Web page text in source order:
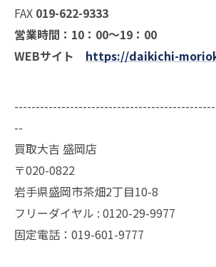
FAX 019-622-9333
営業時間：10：00～19：00
WEBサイト https://daikichi-
--
買取大吉 盛岡店
〒020-0822
岩手県盛岡市茶畑2丁目10-8
フリーダイヤル : 0120-29-9977
固定電話：019-601-9777